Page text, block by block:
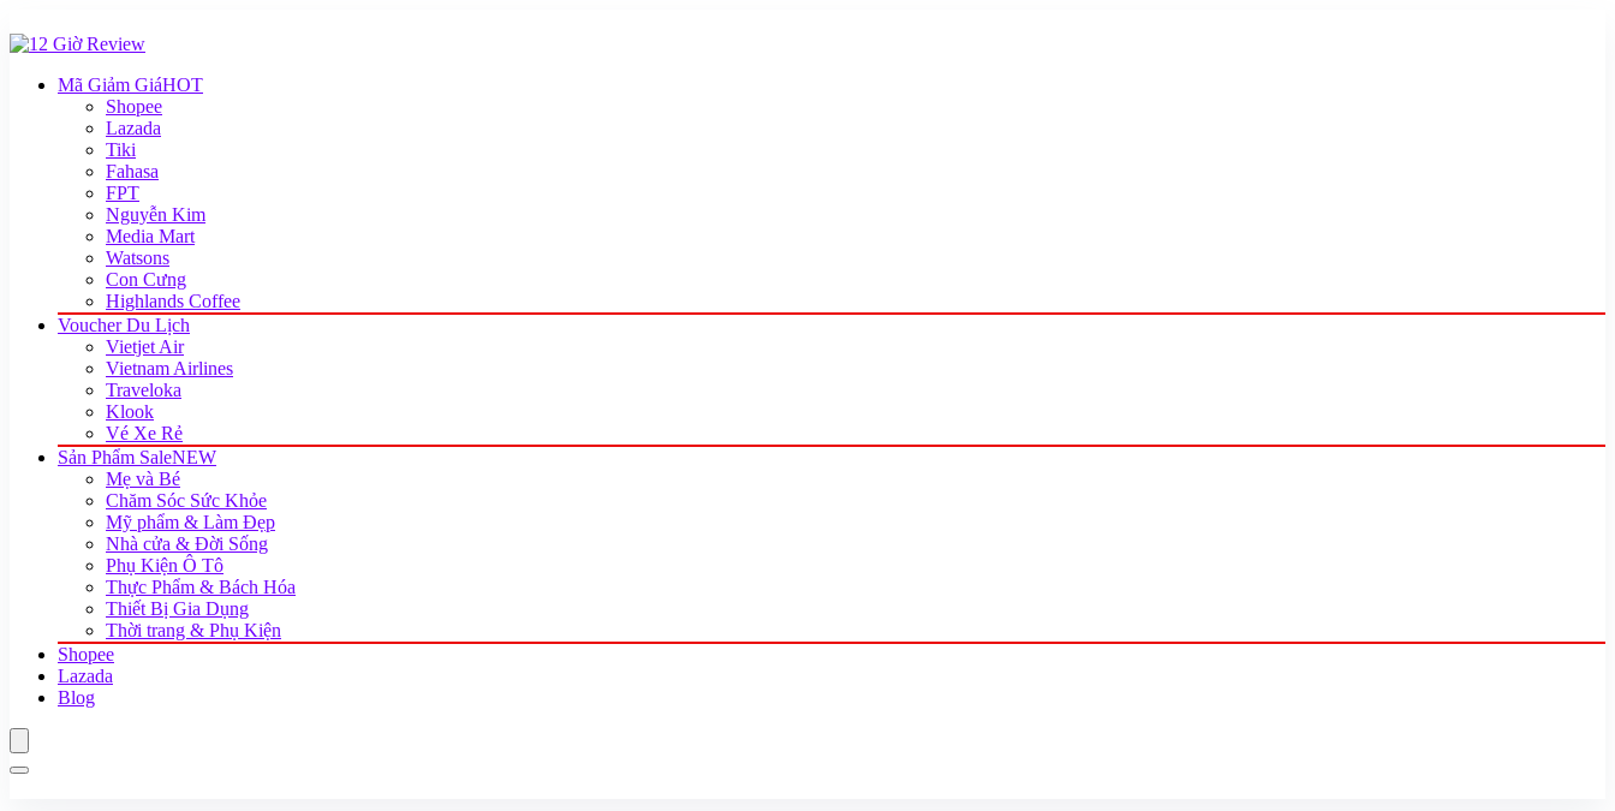
Mã Giảm GiáHOT
Shopee
Lazada
Tiki
Fahasa
FPT
Nguyễn Kim
Media Mart
Watsons
Con Cưng
Highlands Coffee
Voucher Du Lịch
Vietjet Air
Vietnam Airlines
Traveloka
Klook
Vé Xe Rẻ
Sản Phẩm SaleNEW
Mẹ và Bé
Chăm Sóc Sức Khỏe
Mỹ phẩm & Làm Đẹp
Nhà cửa & Đời Sống
Phụ Kiện Ô Tô
Thực Phẩm & Bách Hóa
Thiết Bị Gia Dụng
Thời trang & Phụ Kiện
Shopee
Lazada
Blog